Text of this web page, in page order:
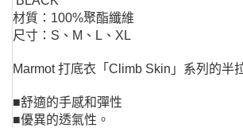
材質：100%聚酯纖維
尺寸：S、M、L、XL
Marmot 打底衣「Climb Skin」系列的半
■舒適的手感和彈性
■優異的透氣性。